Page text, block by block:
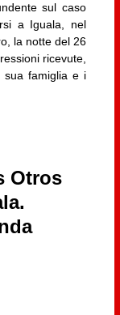
sul caso
a Iguala, nel
la notte del 26
ricevute,
sua famiglia e i
Otros